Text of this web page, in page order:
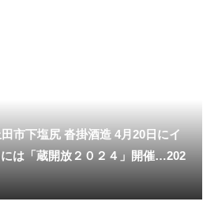
市下塩尻 沓掛酒造 4月20日にイ
は「蔵開放２０２４」開催…202